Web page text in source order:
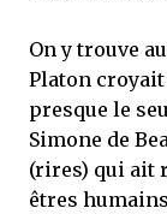
On y trouve
Platon croyait
presque le
Simone de
(rires) qui ait
êtres